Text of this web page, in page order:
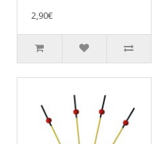
2,90€